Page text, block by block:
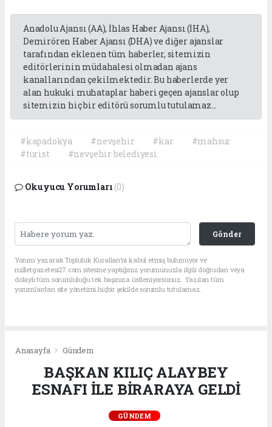
Anadolu Ajansı (AA), İhlas Haber Ajansı (İHA),
Demirören Haber Ajansı (DHA) ve diğer ajanslar
tarafından eklenen tüm haberler, sitemizin
editörlerinin müdahalesi olmadan ajans
kanallarından çekilmektedir. Bu haberlerde yer
alan hukuki muhataplar haberi geçen ajanslar olup
sitemizin hiç bir editörü sorumlu tutulamaz...
#kapadokya #nevşehir #kar
#mahsur
#turist
#nevşehir belediyesi
Okuyucu Yorumları (0)
Gönder
Yorum yazarak Topluluk Kuralları’nı kabul etmiş bulunuyor ve
milletgazetesi27.com sitesine yaptığınız yorumunuzla ilgili doğrudan veya
dolaylı tüm sorumluluğu tek başınıza üstleniyorsunuz. Yazılan tüm
yorumlardan site yönetimi hiçbir şekilde sorumlu tutulamaz.
Anasayfa Gündem
BAŞKAN KILIÇ ALAYBEY
ESNAFI İLE BİRARAYA GELDİ
GÜNDEM